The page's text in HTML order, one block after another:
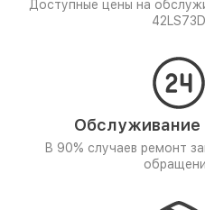
Доступные цены на
42LS73D
Обслуживание
В 90% случаев ремонт